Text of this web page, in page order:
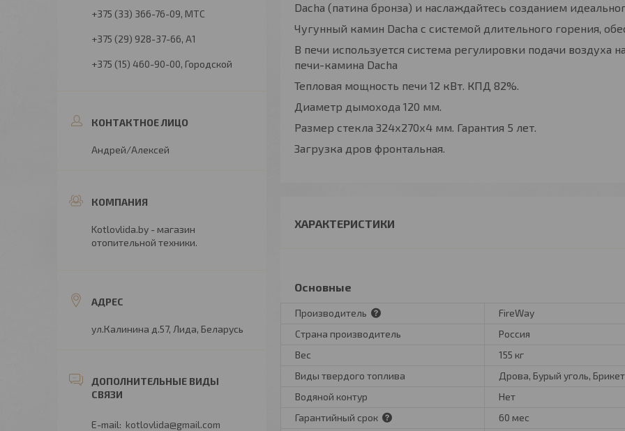
Dacha (патина бронза) и наслаждайтесь созданием
Чугунный камин Dacha с системой длительного горения,
В печи используется система регулировки подачи воздуха
печи-камина Dacha
Тепловая мощность печи 12 кВт. КПД 82%.
Диаметр дымохода 120 мм.
Размер стекла 324х270х4 мм. Гарантия 5 лет.
Загрузка дров фронтальная.
ХАРАКТЕРИСТИКИ
Основные
Производитель
FireWay
Страна производитель
Россия
Вес
155 кг
Виды твердого топлива
Дрова, Бурый уголь,
Водяной контур
Нет
Гарантийный срок
60 мес
+375 (33) 366-76-09 МТС
+375 (29) 928-37-66 А1
+375 (15) 460-90-00 Городской
Андрей/Алексей
Kotlovlida.by - магазин
отопительной техники.
ул.Калинина д.57, Лида, Беларусь
kotlovlida@gmail.com